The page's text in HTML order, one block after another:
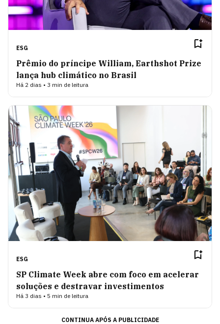
ESG
Prêmio do príncipe William, Earthshot Prize
lança hub climático no Brasil
Há 2 dias • 3 min de leitura
ESG
SP Climate Week abre com foco em acelerar
soluções e destravar investimentos
Há 3 dias • 5 min de leitura
CONTINUA APÓS A PUBLICIDADE